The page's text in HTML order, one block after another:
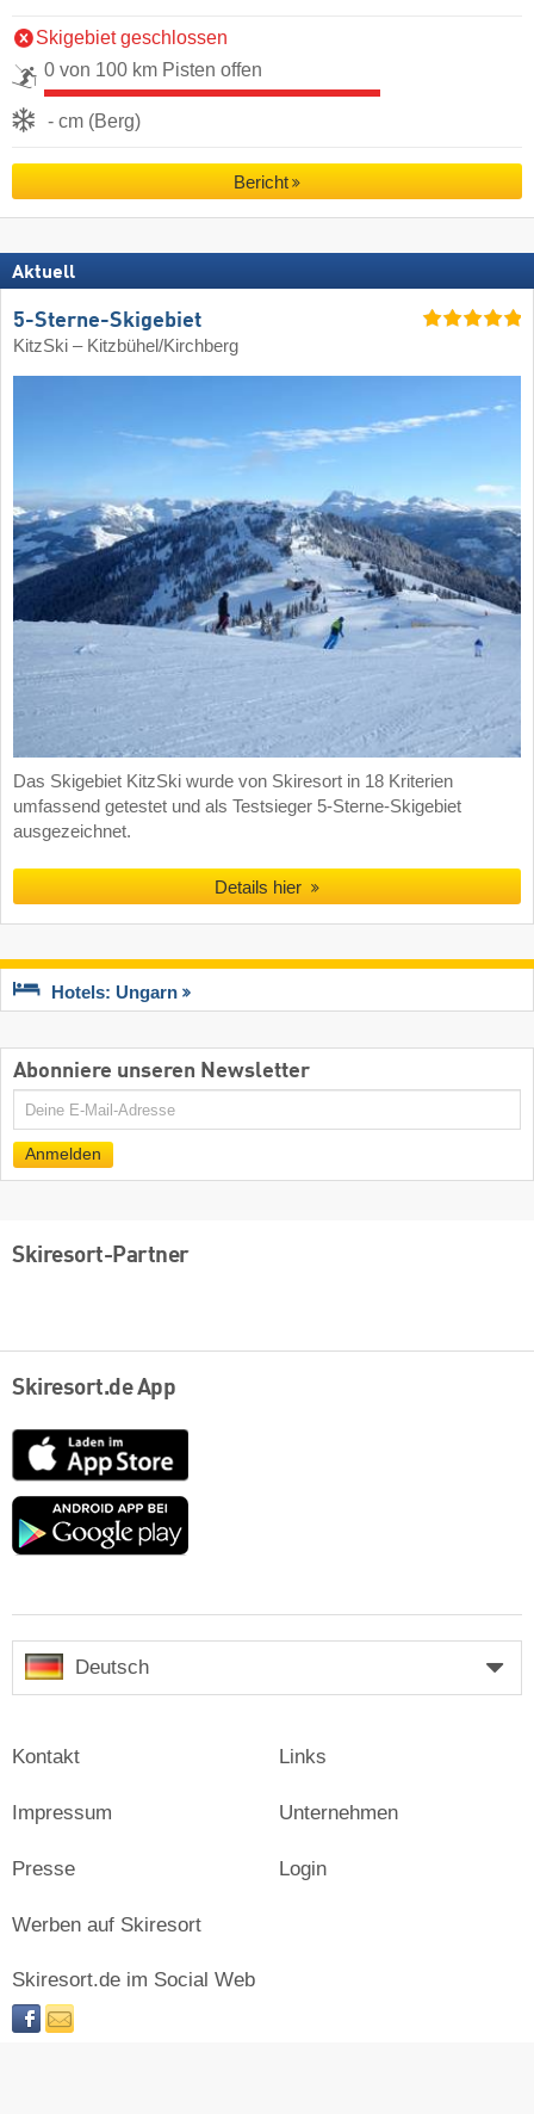
Skigebiet geschlossen
0 von 100 km Pisten offen
- cm (Berg)
Bericht
Aktuell
5-Sterne-Skigebiet
KitzSki – Kitzbühel/​Kirchberg
Das Skigebiet KitzSki wurde von Skiresort in 18 Kriterien
umfassend getestet und als Testsieger 5-Sterne-Skigebiet
ausgezeichnet.
Details hier
Hotels: Ungarn
Abonniere unseren Newsletter
E-
Mail
Anmelden
Skiresort-Partner
Skiresort.de App
App
Store
Google
Deutsch
Kontakt
Impressum
Presse
Links
Unternehmen
Login
Werben auf Skiresort
Skiresort.de im Social Web
facebooknewsletter